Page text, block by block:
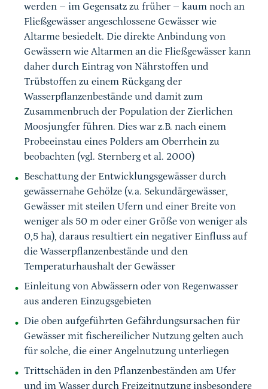
werden – im Gegensatz zu früher – kaum noch an
Fließgewässer angeschlossene Gewässer wie
Altarme besiedelt. Die direkte Anbindung von
Gewässern wie Altarmen an die Fließgewässer kann
daher durch Eintrag von Nährstoffen und
Trübstoffen zu einem Rückgang der
Wasserpflanzenbestände und damit zum
Zusammenbruch der Population der Zierlichen
Moosjungfer führen. Dies war z.B. nach einem
Probeeinstau eines Polders am Oberrhein zu
beobachten (vgl. Sternberg et al. 2000)
Beschattung der Entwicklungsgewässer durch
gewässernahe Gehölze (v.a. Sekundärgewässer,
Gewässer mit steilen Ufern und einer Breite von
weniger als 50 m oder einer Größe von weniger als
0,5 ha), daraus resultiert ein negativer Einfluss auf
die Wasserpflanzenbestände und den
Temperaturhaushalt der Gewässer
Einleitung von Abwässern oder von Regenwasser
aus anderen Einzugsgebieten
Die oben aufgeführten Gefährdungsursachen für
Gewässer mit fischereilicher Nutzung gelten auch
für solche, die einer Angelnutzung unterliegen
Trittschäden in den Pflanzenbeständen am Ufer
und im Wasser durch Freizeitnutzung insbesondere